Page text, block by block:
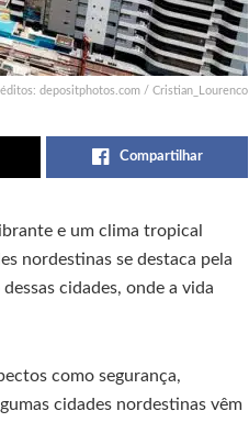
depositphotos.com / Cristian_Lourenco
Compartilhar
e um clima tropical
nordestinas se destaca pela
cidades, onde a vida
como segurança,
cidades nordestinas vêm